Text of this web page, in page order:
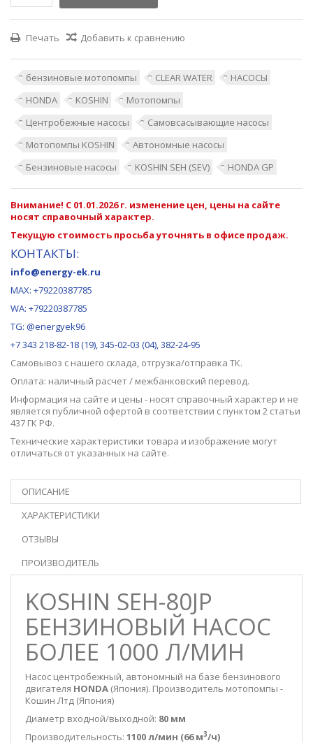
Печать Добавить к сравнению
бензиновые мотопомпы CLEAR WATER
НАСОСЫ
HONDA
KOSHIN
Мотопомпы
Центробежные насосы
Самовсасывающие насосы
Мотопомпы KOSHIN
Автономные насосы
Бензиновые насосы
KOSHIN SEH (SEV) HONDA GP
Внимание! С 01.01.2026 г. изменение цен, цены на сайте
носят справочный характер.
Текущую стоимость просьба уточнять в офисе продаж.
КОНТАКТЫ:
info@energy-ek.ru
MAX: +79220387785
WA: +79220387785
TG: @energyek96
+7 343 218-82-18 (19), 345-02-03 (04), 382-24-95
Самовывоз с нашего склада, отгрузка/отправка ТК.
Оплата: наличный расчет / межбанковский перевод.
Информация на сайте и цены - носят справочный характер и не
является публичной офертой в соответствии с пунктом 2 статьи
437 ГК РФ.
Технические характеристики товара и изображение могут
отличаться от указанных на сайте.
ОПИСАНИЕ
ХАРАКТЕРИСТИКИ
ОТЗЫВЫ
ПРОИЗВОДИТЕЛЬ
KOSHIN SEH-80JP
БЕНЗИНОВЫЙ НАСОС
БОЛЕЕ 1000 Л/МИН
Насос центробежный, автономный на базе бензинового
двигателя HONDA (Япония). Производитель мотопомпы -
Кошин Лтд (Япония)
Диаметр входной/выходной: 80 мм
Производительность: 1100 л/мин (66 м3/ч)